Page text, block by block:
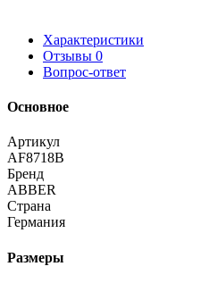
Характеристики
Отзывы 0
Вопрос-ответ
Основное
Артикул
AF8718B
Бренд
ABBER
Страна
Германия
Размеры